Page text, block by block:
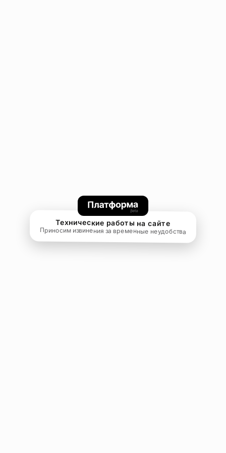
Технические работы на сайте
Приносим извинения за временные неудобства